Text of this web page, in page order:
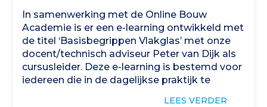
In samenwerking met de Online Bouw
Academie is er een e-learning ontwikkeld met
de titel ‘Basisbegrippen Vlakglas’ met onze
docent/technisch adviseur Peter van Dijk als
cursusleider. Deze e-learning is bestemd voor
iedereen die in de dagelijkse praktijk te
LEES VERDER